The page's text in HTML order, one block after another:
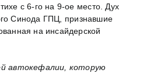
с 6-го на 9-ое место. Дух
Синода ГПЦ, признавшие
на инсайдерской
автокефалии, которую